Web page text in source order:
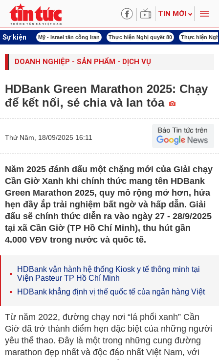
TIN MỚI
Sự kiện
lượng Mỹ - Israel tấn công Iran Thực hiện Nghị quyết 80 Thực hiện
DOANH NGHIỆP - SẢN PHẨM - DỊCH VỤ
HDBank Green Marathon 2025: Chạy
để kết nối, sẻ chia và lan tỏa
Thứ Năm, 18/09/2025 16:11
Năm 2025 đánh dấu một chặng mới của Giải chạy
Cần Giờ Xanh khi chính thức mang tên HDBank
Green Marathon 2025, quy mô rộng mở hơn, hứa
hẹn đầy ắp trải nghiệm bất ngờ và hấp dẫn. Giải
đấu sẽ chính thức diễn ra vào ngày 27 - 28/9/2025
tại xã Cần Giờ (TP Hồ Chí Minh), thu hút gần
4.000 VĐV trong nước và quốc tế.
HDBank vận hành hệ thống Kiosk y tế thông minh tại
Viện Pasteur TP Hồ Chí Minh
HDBank khẳng định vị thế quốc tế của ngân hàng Việt
Từ năm 2022, đường chạy nơi “lá phổi xanh” Cần
Giờ đã trở thành điểm hẹn đặc biệt của những người
yêu thể thao. Đây là một trong những cung đường
marathon đẹp nhất và độc đáo nhất Việt Nam, với